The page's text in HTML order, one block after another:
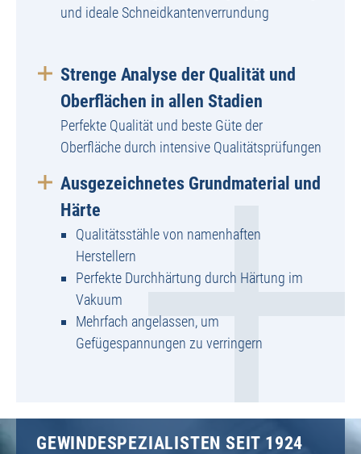
und ideale Schneidkantenverrundung
Strenge Analyse der Qualität und
Oberflächen in allen Stadien
Perfekte Qualität und beste Güte der
Oberfläche durch intensive Qualitätsprüfungen
Ausgezeichnetes Grundmaterial und
Härte
Qualitätsstähle von namenhaften
Herstellern
Perfekte Durchhärtung durch Härtung im
Vakuum
Mehrfach angelassen, um
Gefügespannungen zu verringern
GEWINDESPEZIALISTEN SEIT 1924